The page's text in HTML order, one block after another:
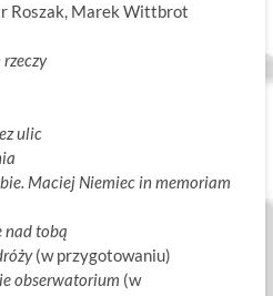
Roszak, Marek Wittbrot
rzeczy
ulic
Maciej Niemiec in memoriam
nad tobą
(w przygotowaniu)
obserwatorium (w